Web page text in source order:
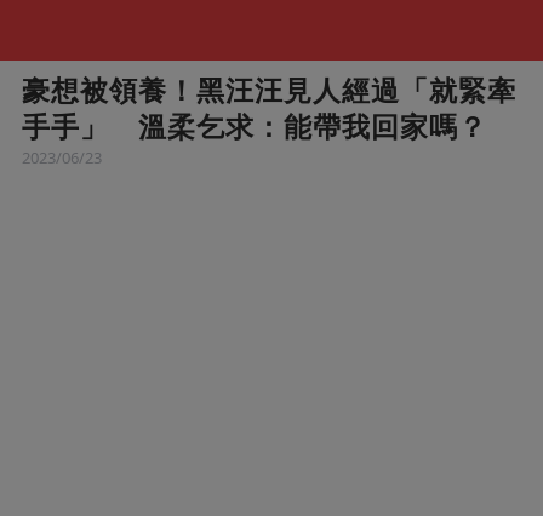
豪想被領養！黑汪汪見人經過「就緊牽
手手」 溫柔乞求：能帶我回家嗎？
2023/06/23